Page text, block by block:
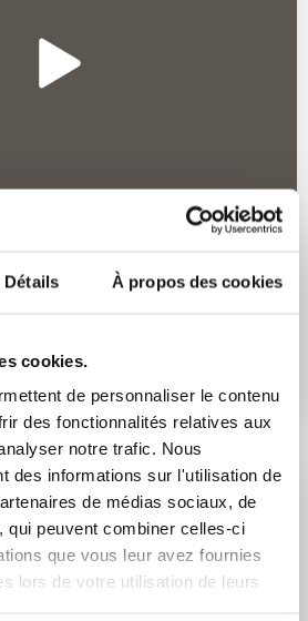
Détails À propos des cookies
cookies.
de personnaliser le contenu
des fonctionnalités relatives aux
notre trafic. Nous
des informations sur l'utilisation de
de médias sociaux, de
qui peuvent combiner celles-ci
que vous leur avez fournies
lors de votre utilisation de leurs
pour votre
ou Professionnel ?